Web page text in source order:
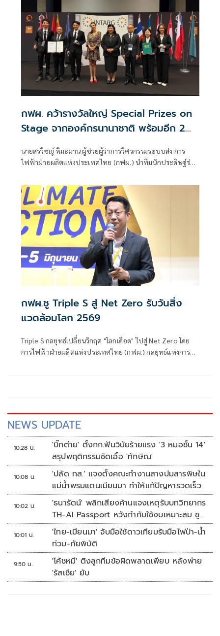
กฟผ. คว้ารางวัลใหญ่ Special Prizes on
Stage จากองค์กรนานาชาติ พร้อมอีก 2
INTARG 2026 ณ เมืองคาโตไวซ์
นายสรวิชญ์ หิมะมาน ผู้ช่วยผู้ว่าการวิศวกรรมระบบส่ง การ
ไฟฟ้าฝ่ายผลิตแห่งประเทศไทย (กฟผ.) นำทีมนักประดิษฐ์ร่วม
ระดับนานาชาติใ
กฟผ.ชู Triple S สู่ Net Zero รับวันสิ่ง
แวดล้อมโลก 2569
Triple S กลยุทธ์เปลี่ยนวิกฤต "โลกเดือด" ไปสู่ Net Zero โดย
การไฟฟ้าฝ่ายผลิตแห่งประเทศไทย (กฟผ.) กลยุทธ์แห่งการ
NEWS UPDATE
10:28 น.
'บิ๊กต่าย' ตั้งกก.ฟันวินัยร้ายแรง '3 หมอชั้น 14'
สรุปพฤติกรรมชัดเอื้อ 'ทักษิณ'
10:08 น.
'ปลัด ทส.' แจงตั้งคณะทำงานสางปมสารพิษใน
แม่น้ำพรมแดนเมียนมา ทำให้แก้ปัญหารวดเร็ว
10:02 น.
'ธนารัตน์' พลิกเสียงค้านแจงเหตุรับบทวิทยากร
TH-AI Passport หวังกำกับใช้งบเหมาะสม ชู
จุดเด่นคนไทยได้ใช้ AI ระดับโปร ลดเหลื่อมล้ำ
ทางเทคโนโลยี เซฟงบไปกว่า900ล้าน เชื่อหาก
ใช้เต็มที่เอกชนขาดทุนย่อยยับ
10:01 น.
'ไทย-เมียนมา' จับมือใช้ดาวเทียมรับมือไฟป่า-น้ำ
ท่วม-ภัยพิบัติ
9:50 น.
'โค้ชหมี' ติงลูกทีมข้อผิดพลาดเพียบ หลังพ่าย
'รัสเซีย' ยับ